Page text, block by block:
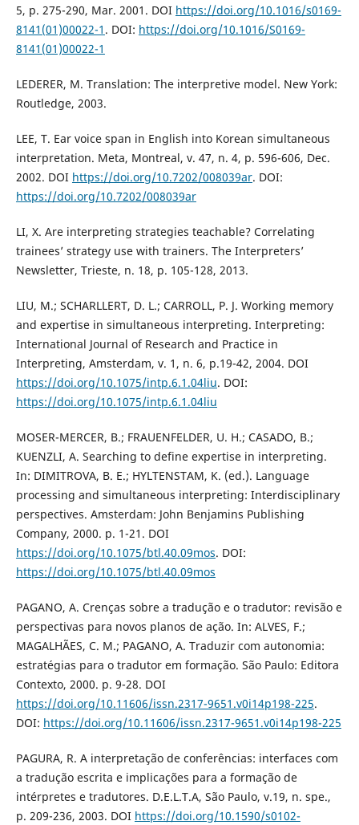
5, p. 275-290, Mar. 2001. DOI https://doi.org/10.1016/s0169-
8141(01)00022-1 . DOI: https://doi.org/10.1016/S0169-
8141(01)00022-1
LEDERER, M. Translation: The interpretive model. New York:
Routledge, 2003.
LEE, T. Ear voice span in English into Korean simultaneous
interpretation. Meta, Montreal, v. 47, n. 4, p. 596-606, Dec.
2002. DOI https://doi.org/10.7202/008039ar. DOI:
https://doi.org/10.7202/008039ar
LI, X. Are interpreting strategies teachable? Correlating
trainees’ strategy use with trainers. The Interpreters’
Newsletter, Trieste, n. 18, p. 105-128, 2013.
LIU, M.; SCHARLLERT, D. L.; CARROLL, P. J. Working memory
and expertise in simultaneous interpreting. Interpreting:
International Journal of Research and Practice in
Interpreting, Amsterdam, v. 1, n. 6, p.19-42, 2004. DOI
https://doi.org/10.1075/intp.6.1.04liu. DOI:
https://doi.org/10.1075/intp.6.1.04liu
MOSER-MERCER, B.; FRAUENFELDER, U. H.; CASADO, B.;
KUENZLI, A. Searching to define expertise in interpreting.
In: DIMITROVA, B. E.; HYLTENSTAM, K. (ed.). Language
processing and simultaneous interpreting: Interdisciplinary
perspectives. Amsterdam: John Benjamins Publishing
Company, 2000. p. 1-21. DOI
https://doi.org/10.1075/btl.40.09mos. DOI:
https://doi.org/10.1075/btl.40.09mos
PAGANO, A. Crenças sobre a tradução e o tradutor: revisão e
perspectivas para novos planos de ação. In: ALVES, F.;
MAGALHÃES, C. M.; PAGANO, A. Traduzir com autonomia:
estratégias para o tradutor em formação. São Paulo: Editora
Contexto, 2000. p. 9-28. DOI
https://doi.org/10.11606/issn.2317-9651.v0i14p198-225.
DOI: https://doi.org/10.11606/issn.2317-9651.v0i14p198-225
PAGURA, R. A interpretação de conferências: interfaces com
a tradução escrita e implicações para a formação de
intérpretes e tradutores. D.E.L.T.A, São Paulo, v.19, n. spe.,
p. 209-236, 2003. DOI https://doi.org/10.1590/s0102-